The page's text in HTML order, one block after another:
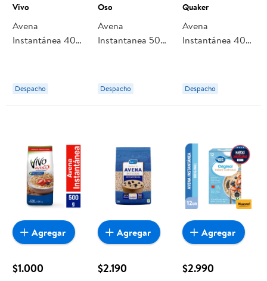
Vivo
Avena
Instantánea 400
Despacho
Oso
Avena
Instantanea 500
Despacho
Quaker
Avena
Instantánea 400
Despacho
$1.000
Agregar
$2.190
Agregar
$2.990
Agregar